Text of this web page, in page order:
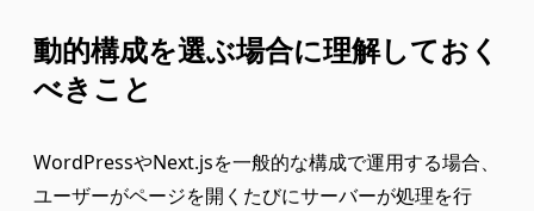
動的構成を選ぶ場合に理解しておく
べきこと
WordPressやNext.jsを一般的な構成で運用する場合、
ユーザーがページを開くたびにサーバーが処理を行